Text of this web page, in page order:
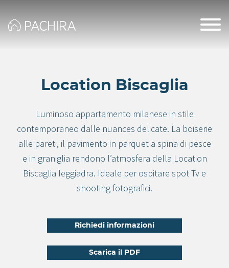
Location Biscaglia
Luminoso appartamento milanese in stile
contemporaneo dalle nuances delicate. La boiserie
alle pareti, il pavimento in parquet a spina di pesce
e in graniglia rendono l’atmosfera della Location
Biscaglia leggiadra. Ideale per ospitare spot Tv e
shooting fotografici.
Richiedi informazioni
Scarica il PDF